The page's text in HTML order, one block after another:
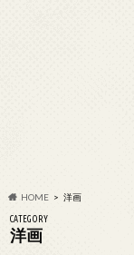
HOME 洋画
CATEGORY
洋画